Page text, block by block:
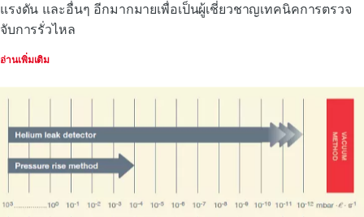
แรงดัน และอื่นๆ อีกมากมายเพื่อเป็นผู้เชี่ยวชาญเทคนิคการตรวจ
จับการรั่วไหล
อ่านเพิ่มเติม